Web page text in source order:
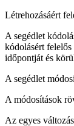
Létrehozásáért
A segédlet
kódolásért
időpontját és
A segédlet
A módosítások
Az egyes